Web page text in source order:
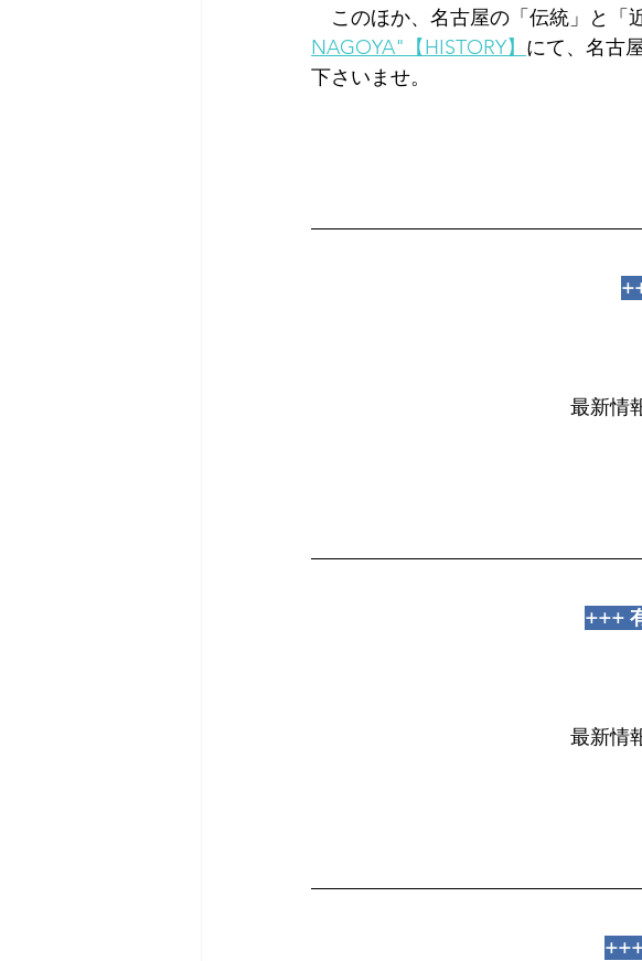
このほか、名古屋の「伝統」と「
NAGOYA"【HISTORY】 にて、名古
下さいませ。
最新情
+++
最新情